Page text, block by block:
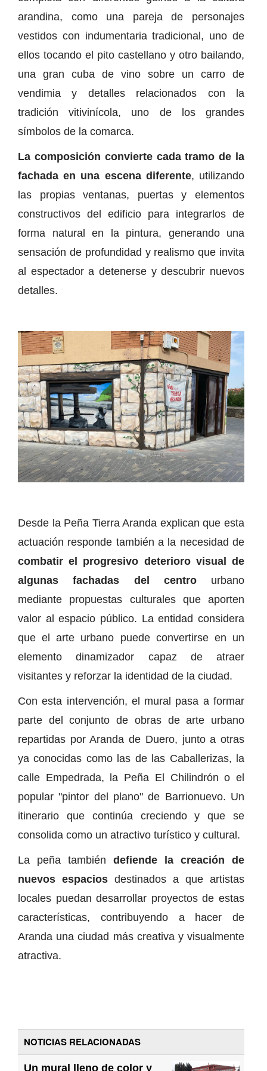
arandina, como una pareja de personajes
vestidos con indumentaria tradicional, uno de
ellos tocando el pito castellano y otro bailando,
una gran cuba de vino sobre un carro de
vendimia y detalles relacionados con la
tradición vitivinícola, uno de los grandes
símbolos de la comarca.
La composición convierte cada tramo de la
fachada en una escena diferente, utilizando
las propias ventanas, puertas y elementos
constructivos del edificio para integrarlos de
forma natural en la pintura, generando una
sensación de profundidad y realismo que invita
al espectador a detenerse y descubrir nuevos
detalles.
Desde la Peña Tierra Aranda explican que esta
actuación responde también a la necesidad de
combatir el progresivo deterioro visual de
algunas fachadas del centro urbano
mediante propuestas culturales que aporten
valor al espacio público. La entidad considera
que el arte urbano puede convertirse en un
elemento dinamizador capaz de atraer
visitantes y reforzar la identidad de la ciudad.
Con esta intervención, el mural pasa a formar
parte del conjunto de obras de arte urbano
repartidas por Aranda de Duero, junto a otras
ya conocidas como las de las Caballerizas, la
calle Empedrada, la Peña El Chilindrón o el
popular "pintor del plano" de Barrionuevo. Un
itinerario que continúa creciendo y que se
consolida como un atractivo turístico y cultural.
La peña también defiende la creación de
nuevos espacios destinados a que artistas
locales puedan desarrollar proyectos de estas
características, contribuyendo a hacer de
Aranda una ciudad más creativa y visualmente
atractiva.
NOTICIAS RELACIONADAS
Un mural lleno de color y